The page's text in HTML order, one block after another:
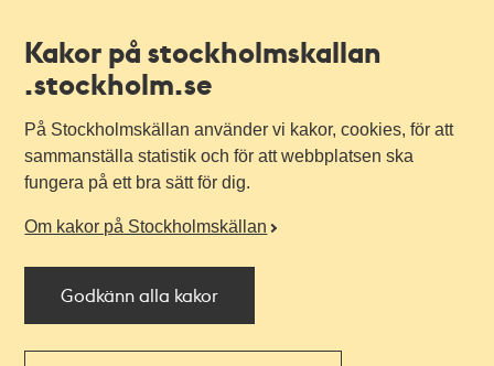
Kakor på stockholmskallan
.stockholm.se
På Stockholmskällan använder vi kakor, cookies, för att
sammanställa statistik och för att webbplatsen ska
fungera på ett bra sätt för dig.
Om kakor på Stockholmskällan
Godkänn alla kakor